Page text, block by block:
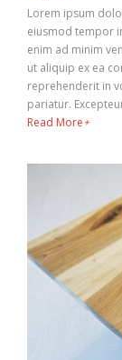
Lorem ipsum
eiusmod tempor
enim ad minim
ut aliquip ex ea
reprehenderit in
pariatur.
Read More+